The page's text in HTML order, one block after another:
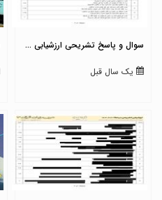
سوال و پاسخ تشریحی ارزشیابی ...
یک سال قبل